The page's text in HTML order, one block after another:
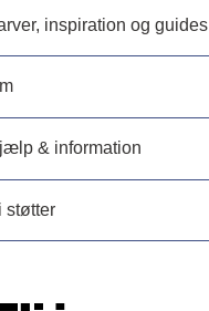
inspiration og guides
& information
støtter